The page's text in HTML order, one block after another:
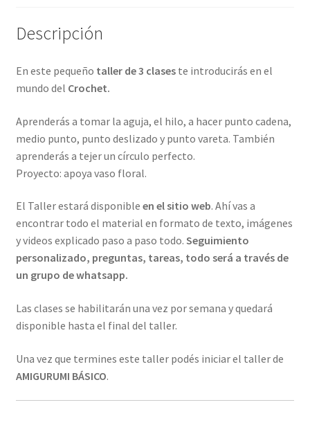
Descripción
En este pequeño taller de 3 claseste introducirás en el
mundo del Crochet.
Aprenderás a tomar la aguja, el hilo, a hacer punto cadena,
medio punto, punto deslizado y punto vareta. También
aprenderás a tejer un círculo perfecto.
Proyecto: apoya vaso floral.
El Taller estará disponible en el sitio web. Ahí vas a
encontrar todo el material en formato de texto, imágenes
y videos explicado paso a paso todo. Seguimiento
personalizado, preguntas, tareas, todo será a través de
un grupo de whatsapp.
Las clases se habilitarán una vez por semana y quedará
disponible hasta el final del taller.
Una vez que termines este taller podés iniciar el taller de
AMIGURUMI BÁSICO.